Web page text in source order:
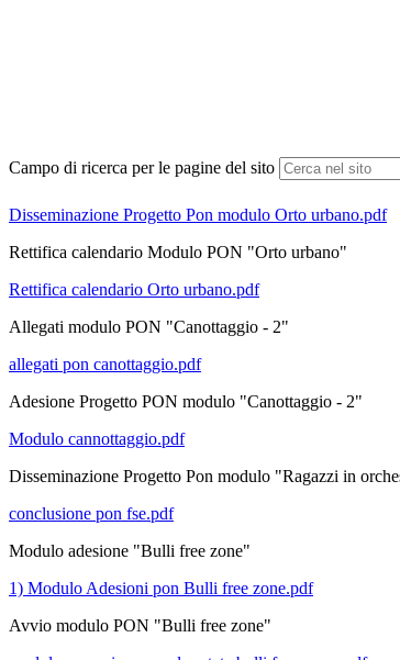
Campo di ricerca per le pagine del sito
Disseminazione Progetto Pon modulo Orto urbano.pdf
Rettifica calendario Modulo PON "Orto urbano"
Rettifica calendario Orto urbano.pdf
Allegati modulo PON "Canottaggio - 2"
allegati pon canottaggio.pdf
Adesione Progetto PON modulo "Canottaggio - 2"
Modulo cannottaggio.pdf
Disseminazione Progetto Pon modulo "Ragazzi in
conclusione pon fse.pdf
Modulo adesione "Bulli free zone"
1) Modulo Adesioni pon Bulli free zone.pdf
Avvio modulo PON "Bulli free zone"